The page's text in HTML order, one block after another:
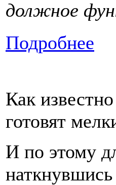
должное
Подробнее
Как
готовят
И по этому
наткнувшись